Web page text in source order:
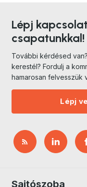
Lépj
csapatunkkal!
További kérdésed
kerestél? Fordulj a
hamarosan felvesszük
Lépj
Sajtószoba